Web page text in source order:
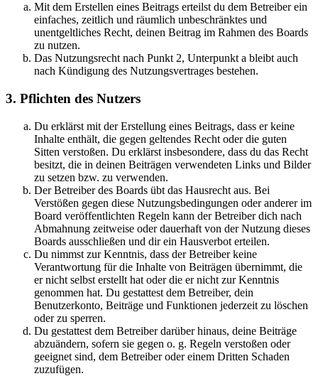
Mit dem Erstellen eines Beitrags erteilst du dem Betreiber ein
einfaches, zeitlich und räumlich unbeschränktes und
unentgeltliches Recht, deinen Beitrag im Rahmen des Boards
zu nutzen.
Das Nutzungsrecht nach Punkt 2, Unterpunkt a bleibt auch
nach Kündigung des Nutzungsvertrages bestehen.
3. Pflichten des Nutzers
Du erklärst mit der Erstellung eines Beitrags, dass er keine
Inhalte enthält, die gegen geltendes Recht oder die guten
Sitten verstoßen. Du erklärst insbesondere, dass du das Recht
besitzt, die in deinen Beiträgen verwendeten Links und Bilder
zu setzen bzw. zu verwenden.
Der Betreiber des Boards übt das Hausrecht aus. Bei
Verstößen gegen diese Nutzungsbedingungen oder anderer im
Board veröffentlichten Regeln kann der Betreiber dich nach
Abmahnung zeitweise oder dauerhaft von der Nutzung dieses
Boards ausschließen und dir ein Hausverbot erteilen.
Du nimmst zur Kenntnis, dass der Betreiber keine
Verantwortung für die Inhalte von Beiträgen übernimmt, die
er nicht selbst erstellt hat oder die er nicht zur Kenntnis
genommen hat. Du gestattest dem Betreiber, dein
Benutzerkonto, Beiträge und Funktionen jederzeit zu löschen
oder zu sperren.
Du gestattest dem Betreiber darüber hinaus, deine Beiträge
abzuändern, sofern sie gegen o. g. Regeln verstoßen oder
geeignet sind, dem Betreiber oder einem Dritten Schaden
zuzufügen.